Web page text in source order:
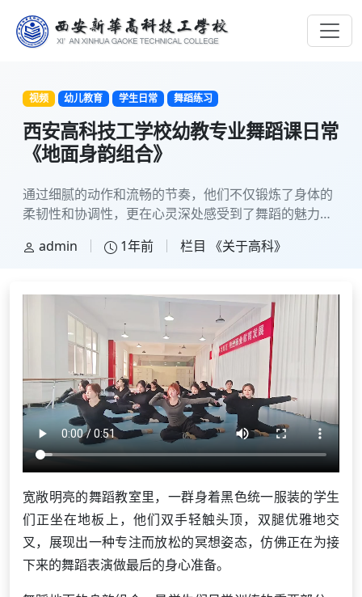
视频 幼儿教育 学生日常 舞蹈练习
西安高科技工学校幼教专业舞蹈课日常
《地面身韵组合》
通过细腻的动作和流畅的节奏，他们不仅锻炼了身体的
柔韧性和协调性，更在心灵深处感受到了舞蹈的魅力与
admin 1年前 栏目 《关于高科》
宽敞明亮的舞蹈教室里，一群身着黑色统一服装的学生
们正坐在地板上，他们双手轻触头顶，双腿优雅地交
叉，展现出一种专注而放松的冥想姿态，仿佛正在为接
下来的舞蹈表演做最后的身心准备。